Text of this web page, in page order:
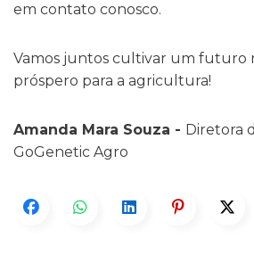
em contato conosco.
Vamos juntos cultivar um futuro
próspero para a agricultura!
Amanda Mara Souza - Diretora
GoGenetic Agro